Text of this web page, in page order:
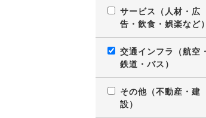
サービス（人材・広
告・飲食・娯楽など）
交通インフラ（航空・
鉄道・バス）
その他（不動産・建
設）